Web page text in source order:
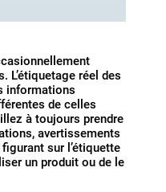
L’étiquetage réel des
informations
de celles
à toujours prendre
avertissements
sur l’étiquette
un produit ou de le